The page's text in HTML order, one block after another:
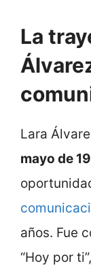
La
Lara
mayo de
años. Fue
“Hoy por